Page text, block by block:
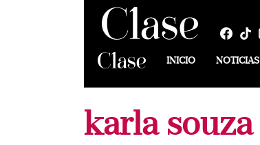
INICIO NOTICIAS
karla souza